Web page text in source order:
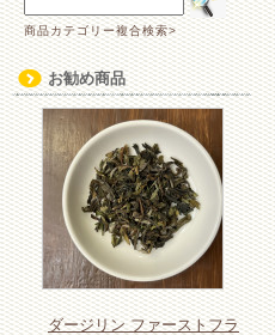
商品カテゴリー複合検索>
お勧め商品
ダージリン ファーストフラ